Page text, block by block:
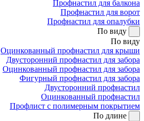
Профнастил для балкона
Профнастил для ворот
Профнастил для опалубки
По виду
По виду
Оцинкованный профнастил для крыши
Двусторонний профнастил для забора
Оцинкованный профнастил для забора
Фигурный профнастил для забора
Двусторонний профнастил
Оцинкованный профнастил
Профлист с полимерным покрытием
По длине